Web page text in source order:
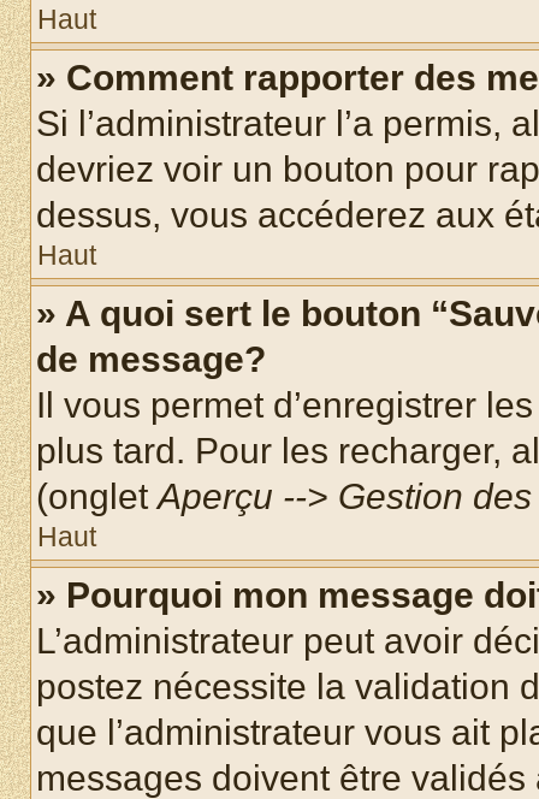
Haut
» Comment rapporter des
Si l’administrateur l’a permis,
devriez voir un bouton pour
dessus, vous accéderez aux
Haut
» A quoi sert le bouton
de message?
Il vous permet d’enregistrer
plus tard. Pour les recharger,
(ongletAperçu --> Gestion
Haut
» Pourquoi mon message
L’administrateur peut avoir
postez nécessite la validation
que l’administrateur vous ait
messages doivent être validés